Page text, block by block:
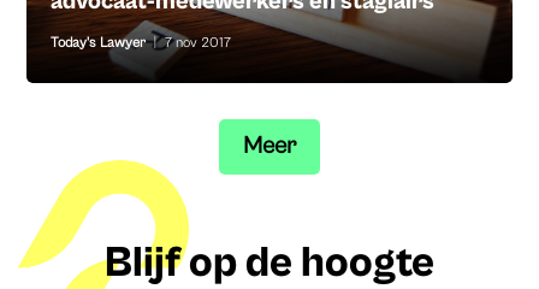
Today's Lawyer | 7 nov 2017
Meer
Blijf op de hoogte